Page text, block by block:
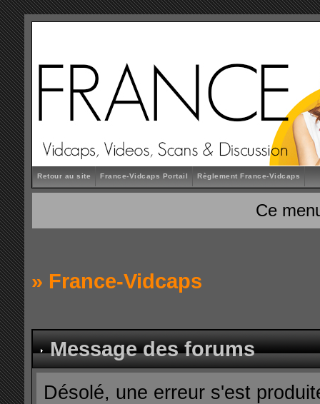
Retour au site France-Vidcaps Portail Règlement France-Vidcaps
Ce
» France-Vidcaps
Message des forums
Désolé, une erreur s'est